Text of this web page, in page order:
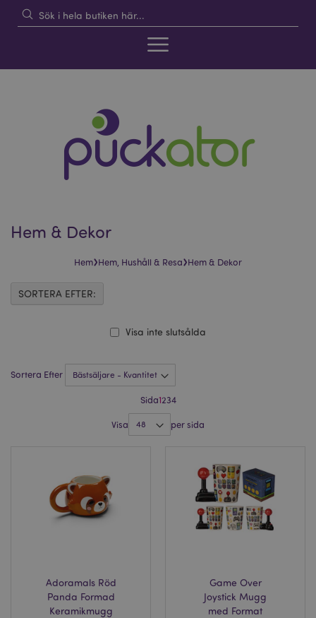
Hem & Dekor
Hem›Hem, Hushåll & Resa›Hem & Dekor
Sortera Efter
Sida1234
Visa per sida
Adoramals Röd
Panda Formad
Keramikmugg
Game Over
Joystick Mugg
med Format
Visa inte slutsålda
SORTERA EFTER: